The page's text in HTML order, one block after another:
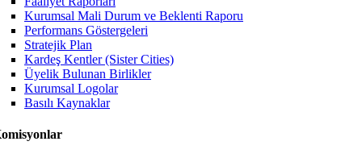
Kurumsal Mali Durum ve Beklenti Raporu
Performans Göstergeleri
Stratejik Plan
Kardeş Kentler (Sister Cities)
Üyelik Bulunan Birlikler
Kurumsal Logolar
Basılı Kaynaklar